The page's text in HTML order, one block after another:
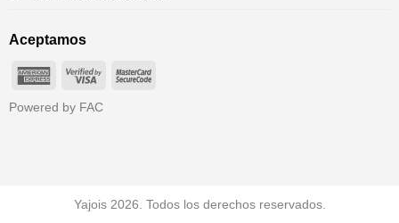
Aceptamos
AmericanVisa
MasterCard
Powered by FAC
Yajois 2026. Todos los derechos reservados.